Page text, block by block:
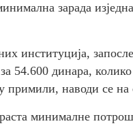
зарада
институција,
54.600 динара,
примили, наводи се
минималне